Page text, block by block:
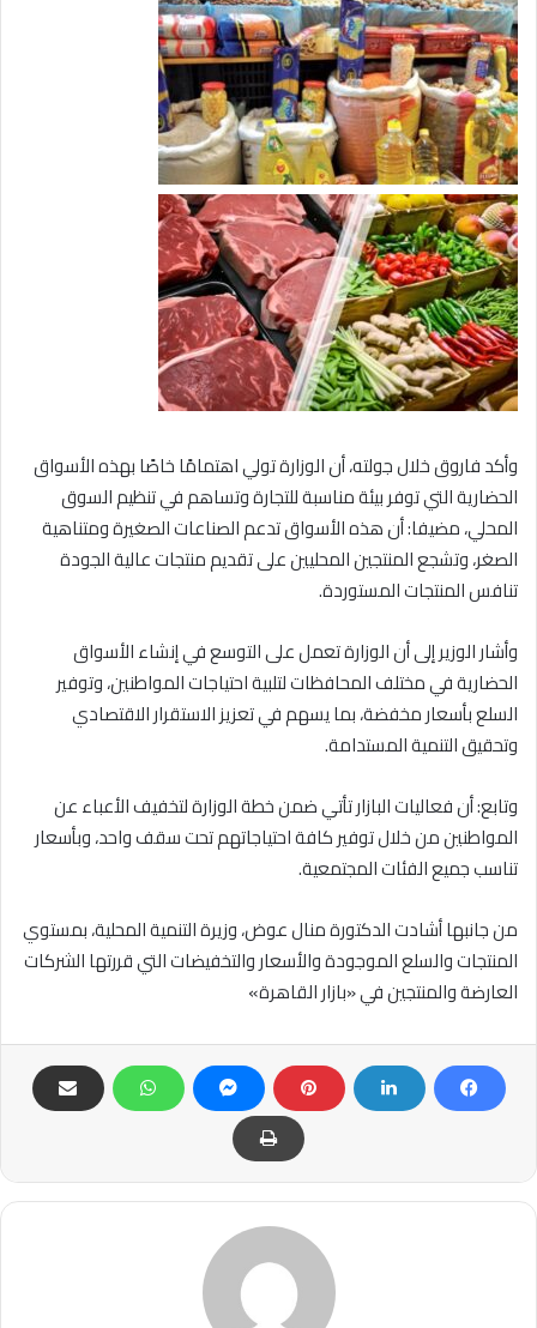
وأكد فاروق خلال جولته، أن الوزارة تولي اهتمامًا خاصًا بهذه الأسواق
الحضارية التي توفر بيئة مناسبة للتجارة وتساهم في تنظيم السوق
المحلي، مضيفا: أن هذه الأسواق تدعم الصناعات الصغيرة ومتناهية
الصغر، وتشجع المنتجين المحليين على تقديم منتجات عالية الجودة
تنافس المنتجات المستوردة.
وأشار الوزير إلى أن الوزارة تعمل على التوسع في إنشاء الأسواق
الحضارية في مختلف المحافظات لتلبية احتياجات المواطنين، وتوفير
السلع بأسعار مخفضة، بما يسهم في تعزيز الاستقرار الاقتصادي
وتحقيق التنمية المستدامة.
وتابع: أن فعاليات البازار تأتي ضمن خطة الوزارة لتخفيف الأعباء عن
المواطنين من خلال توفير كافة احتياجاتهم تحت سقف واحد، وبأسعار
تناسب جميع الفئات المجتمعية.
من جانبها أشادت الدكتورة منال عوض، وزيرة التنمية المحلية، بمستوي
المنتجات والسلع الموجودة والأسعار والتخفيضات التي قررتها الشركات
العارضة والمنتجين في «بازار القاهرة»